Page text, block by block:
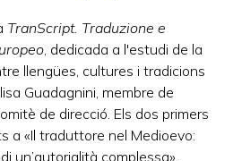
TranScript. Traduzione e
, dedicada a l'estudi de la
llengües, cultures i tradicions
Guadagnini, membre de
de direcció. Els dos primers
a «Il traduttore nel Medioevo:
un’autorialità complessa».